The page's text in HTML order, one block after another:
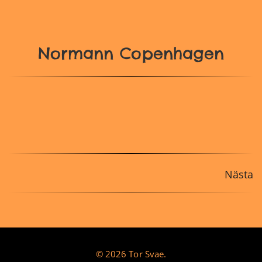
Normann Copenhagen
Nästa
© 2026 Tor Svae.